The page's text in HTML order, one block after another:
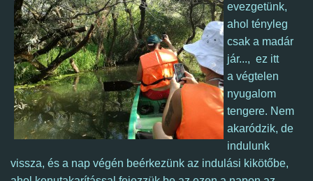
evezgetünk,
ahol tényleg
csak a madár
jár..., ez itt
a végtelen
nyugalom
tengere. Nem
akaródzik, de
indulunk
vissza, és a nap végén beérkezünk az indulási kikötőbe,